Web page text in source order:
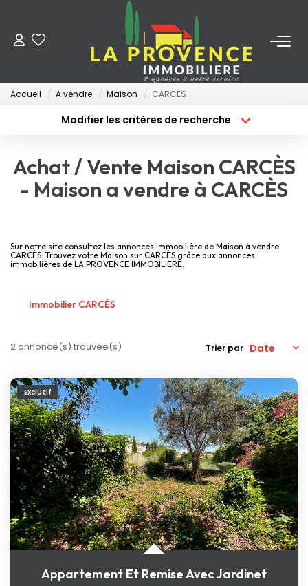
ACHETER
FAIRE GÉRER
Qui Sommes-Nous
Accueil A vendre Maison CARCÈS
Modifier les critères de recherche
Sélectionnez...
Type de bien
Surface min
Créer une alerte
Achat / Vente Maison CARCÈS
- Maison a vendre à CARCÈS
Sur notre site consultez les annonces immobilière de Maison à vendre
CARCÈS. Trouvez votre Maison sur CARCÈS grâce aux annonces
immobilières de LA PROVENCE IMMOBILIERE.
Immobilier CARCÈS
2 annonce(s) trouvée(s) Trier par
Exclusif
Appartement Et Remise Avec Jardinet